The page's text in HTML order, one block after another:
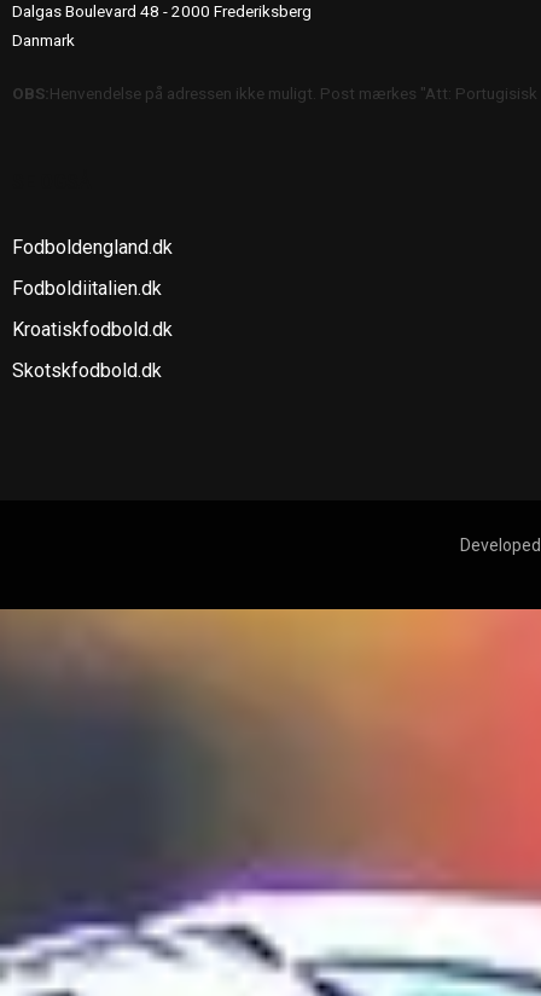
Dalgas Boulevard 48 - 2000 Frederiksberg
Danmark
OBS:Henvendelse på adressen ikke muligt. Post mærkes "Att:
Fodboldengland.dk
Fodboldiitalien.dk
Kroatiskfodbold.dk
Skotskfodbold.dk